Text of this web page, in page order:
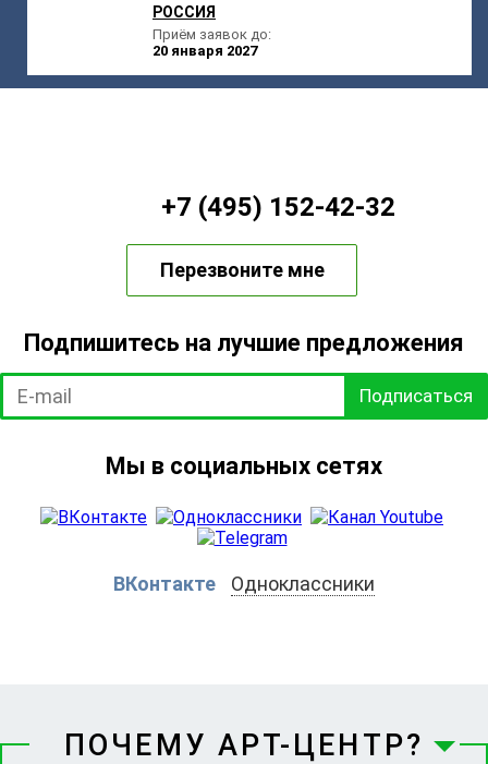
РОССИЯ
Приём заявок до:
20 января 2027
+7 (495) 152-42-32
Перезвоните мне
Подпишитесь на лучшие предложения
Подписаться
Мы в социальных сетях
ВКонтакте Одноклассники
ПОЧЕМУ АРТ-ЦЕНТР?